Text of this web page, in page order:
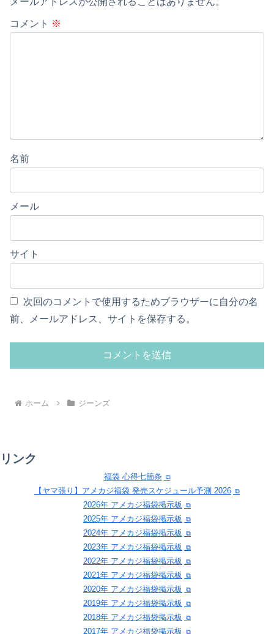
コメント ※
名前
メール
サイト
次回のコメントで使用するためブラウザーに自分の名
前、メールアドレス、サイトを保存する。
ホーム ジーンズ
リンク
福袋 心得七箇条
【ヤマ張り】アメカジ福袋 発売スケジュール予測 2026
2026年 アメカジ福袋掲示板
2025年 アメカジ福袋掲示板
2024年 アメカジ福袋掲示板
2023年 アメカジ福袋掲示板
2022年 アメカジ福袋掲示板
2021年 アメカジ福袋掲示板
2020年 アメカジ福袋掲示板
2019年 アメカジ福袋掲示板
2018年 アメカジ福袋掲示板
2017年 アメカジ福袋掲示板